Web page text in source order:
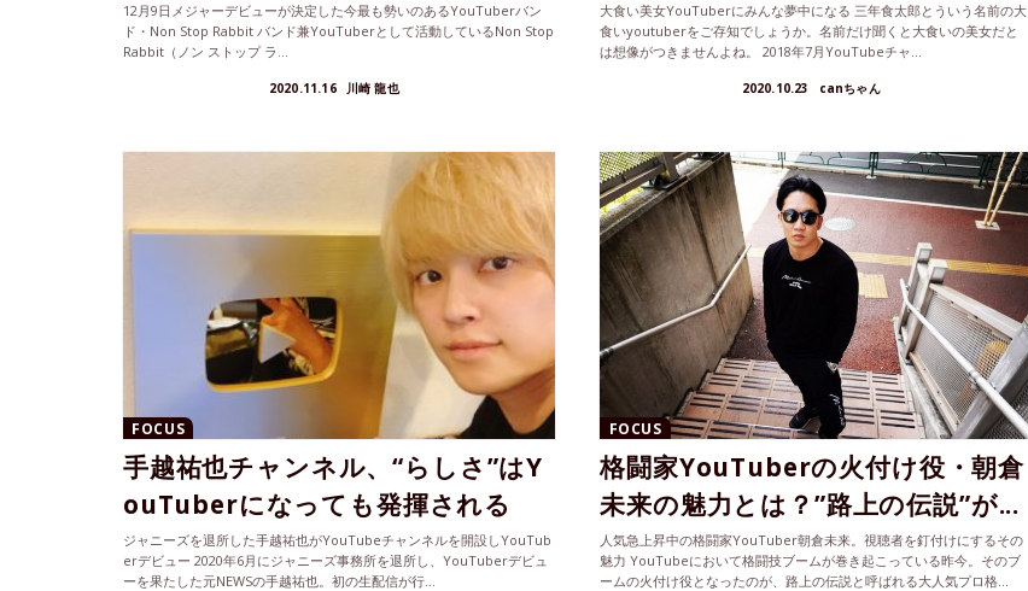
12月9日メジャーデビューが決定した今最も勢いのあるYouTuberバン
ド・Non Stop Rabbit バンド兼YouTuberとして活動しているNon Stop
Rabbit（ノン ストップ ラ...
2020.11.16 川崎 龍也
大食い美女YouTuberにみんな夢中になる 三年食太郎とういう名前の大
食いyoutuberをご存知でしょうか。名前だけ聞くと大食いの美女だと
は想像がつきませんよね。 2018年7月YouTubeチャ...
2020.10.23 canちゃん
FOCUS
手越祐也チャンネル、“らしさ”はY
ouTuberになっても発揮される
ジャニーズを退所した手越祐也がYouTubeチャンネルを開設しYouTub
erデビュー 2020年6月にジャニーズ事務所を退所し、YouTuberデビュ
ーを果たした元NEWSの手越祐也。初の生配信が行...
FOCUS
格闘家YouTuberの火付け役・朝倉
未来の魅力とは？”路上の伝説”が...
人気急上昇中の格闘家YouTuber朝倉未来。視聴者を釘付けにするその
魅力 YouTubeにおいて格闘技ブームが巻き起こっている昨今。そのブ
ームの火付け役となったのが、路上の伝説と呼ばれる大人気プロ格...